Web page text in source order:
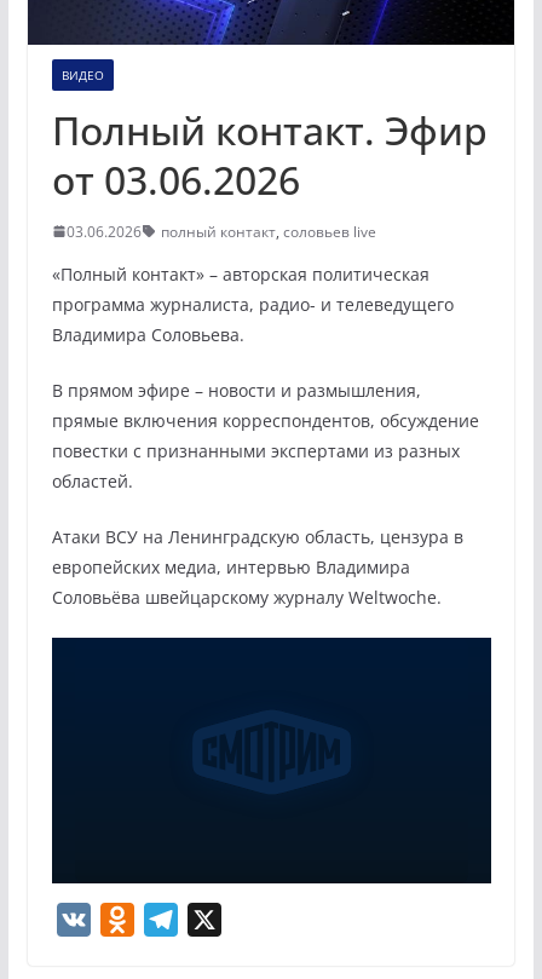
ВИДЕО
Полный контакт. Эфир
от 03.06.2026
03.06.2026 полный контакт, соловьев live
«Полный контакт» – авторская политическая
программа журналиста, радио- и телеведущего
Владимира Соловьева.
В прямом эфире – новости и размышления,
прямые включения корреспондентов, обсуждение
повестки с признанными экспертами из разных
областей.
Атаки ВСУ на Ленинградскую область, цензура в
европейских медиа, интервью Владимира
Соловьёва швейцарскому журналу Weltwoche.